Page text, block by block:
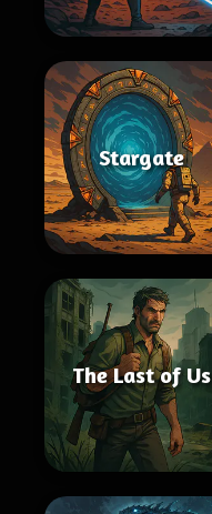
Stargate
The Last of Us